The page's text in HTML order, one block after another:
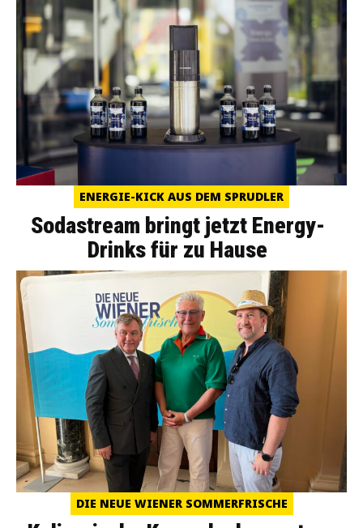
ENERGIE-KICK AUS DEM SPRUDLER
Sodastream bringt jetzt Energy-
Drinks für zu Hause
DIE NEUE WIENER SOMMERFRISCHE